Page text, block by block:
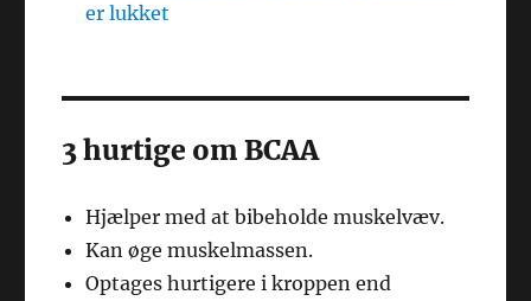
er lukket
3 hurtige om BCAA
Hjælper med at bibeholde muskelvæv.
Kan øge muskelmassen.
Optages hurtigere i kroppen end